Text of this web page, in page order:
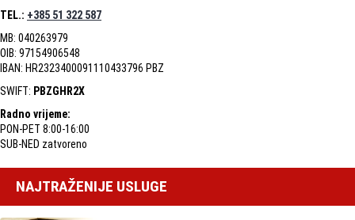
TEL.: +385 51 322 587
MB: 040263979
OIB: 97154906548
IBAN: HR2323400091110433796 PBZ
SWIFT: PBZGHR2X
Radno vrijeme:
PON-PET 8:00-16:00
SUB-NED zatvoreno
NAJTRAŽENIJE USLUGE